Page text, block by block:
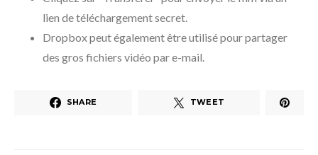
lien de téléchargement secret.
Dropbox peut également être utilisé pour partager
des gros fichiers vidéo par e-mail.
SHARE TWEET